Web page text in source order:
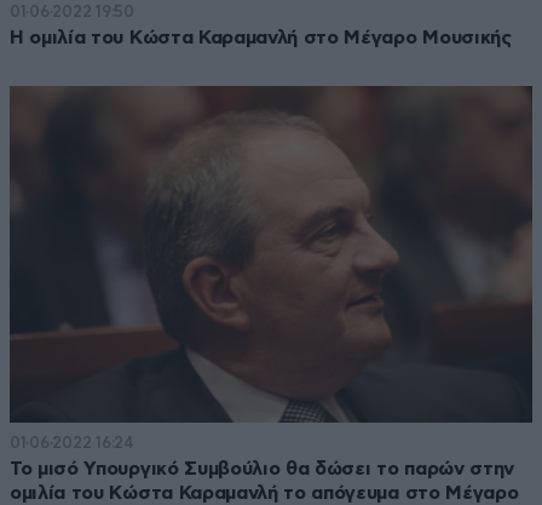
01·06·2022 19:50
Η ομιλία του Κώστα Καραμανλή στο Μέγαρο Μουσικής
01·06·2022 16:24
Το μισό Υπουργικό Συμβούλιο θα δώσει το παρών στην
ομιλία του Κώστα Καραμανλή το απόγευμα στο Μέγαρο